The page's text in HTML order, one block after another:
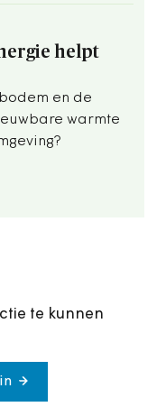
helpt
en de
warmte
te kunnen